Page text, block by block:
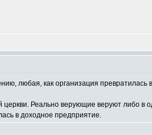
любая, как организация
церкви. Реально верующие веруют либо
в доходное предприятие.